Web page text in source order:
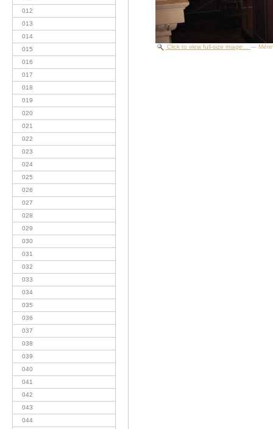
012
013
014
015
016
017
018
019
020
021
022
023
024
025
026
027
028
029
030
031
032
033
034
035
036
037
038
039
040
041
042
043
044
Click to view full-size image… —